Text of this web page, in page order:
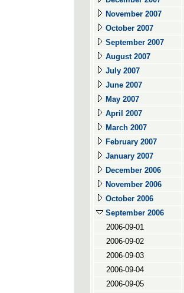
November 2007
October 2007
September 2007
August 2007
July 2007
June 2007
May 2007
April 2007
March 2007
February 2007
January 2007
December 2006
November 2006
October 2006
September 2006
2006-09-01
2006-09-02
2006-09-03
2006-09-04
2006-09-05